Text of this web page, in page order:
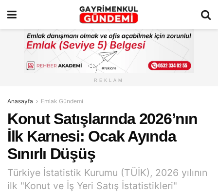
REKLAM
Anasayfa Emlak Gündemi
Konut Satışlarında 2026’nın
İlk Karnesi: Ocak Ayında
Sınırlı Düşüş
Türkiye İstatistik Kurumu (TÜİK), 2026 yılının
ilk "Konut ve İş Yeri Satış İstatistikleri"